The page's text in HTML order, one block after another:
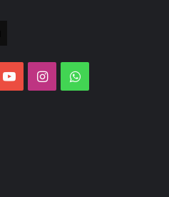
YouTubeInstagramWhatsApp